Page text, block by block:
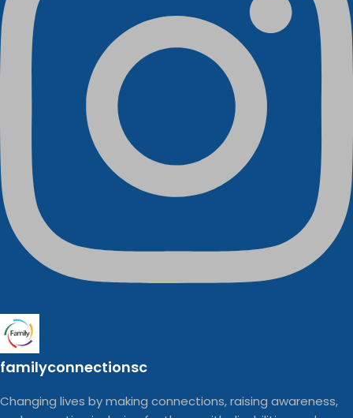
familyconnectionsc
Changing lives by making connections, raising awareness,